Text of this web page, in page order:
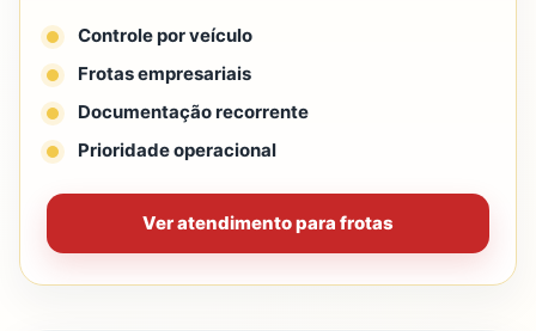
Controle por veículo
Frotas empresariais
Documentação recorrente
Prioridade operacional
Ver atendimento para frotas